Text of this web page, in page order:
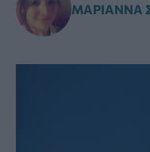
ΜΑΡΙΆΝΝΑ